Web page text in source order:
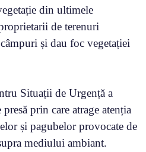
din ultimele
de terenuri
și dau foc vegetației
Situații de Urgență a
prin care atrage atenția
și pagubelor provocate de
mediului ambiant.